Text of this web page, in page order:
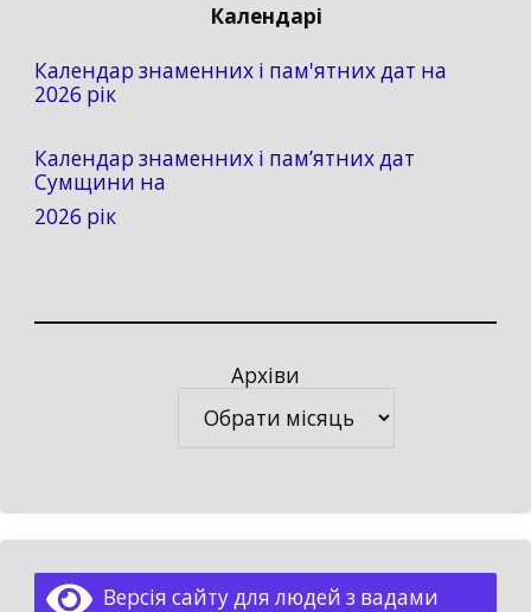
Календарі
Календар знаменних і пам'ятних дат на
2026 рік
Календар знаменних і пам’ятних дат
Сумщини на
2026 рік
Архіви
Версія сайту для людей з вадами